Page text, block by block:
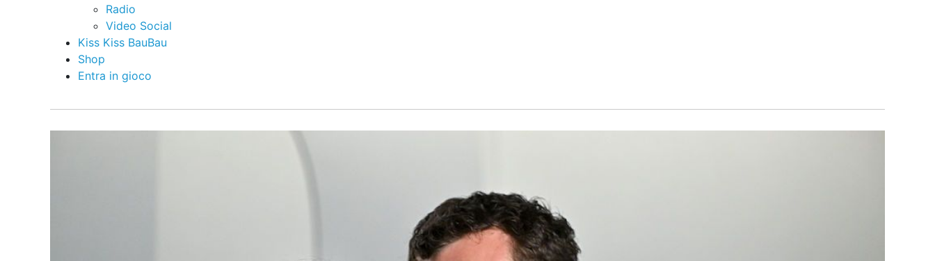
Radio
Video Social
Kiss Kiss BauBau
Shop
Entra in gioco